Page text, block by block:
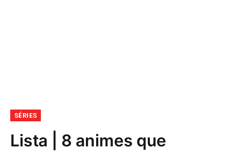
SÉRIES
Lista | 8 animes que